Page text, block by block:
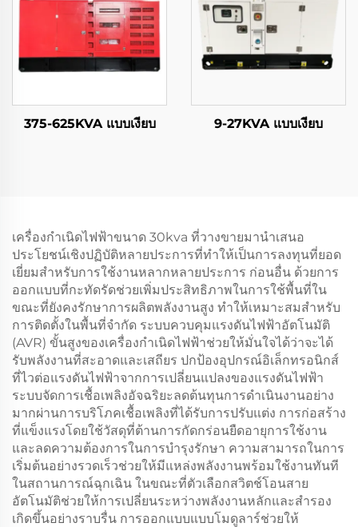
375-625KVA แบบเงียบ 9-27KVA แบบเงียบ
เครื่องกำเนิดไฟฟ้าขนาด 30kva ที่วางขายมานำเสนอ
ประโยชน์เชิงปฏิบัติหลายประการที่ทำให้เป็นการลงทุนที่ยอด
เยี่ยมสำหรับการใช้งานหลากหลายประการ ก่อนอื่น ด้วยการ
ออกแบบที่กะทัดรัดช่วยเพิ่มประสิทธิภาพในการใช้พื้นที่ใน
ขณะที่ยังคงรักษาการผลิตพลังงานสูง ทำให้เหมาะสมสำหรับ
การติดตั้งในพื้นที่จำกัด ระบบควบคุมแรงดันไฟฟ้าอัตโนมัติ
(AVR) ขั้นสูงของเครื่องกำเนิดไฟฟ้าช่วยให้มั่นใจได้ว่าจะได้
รับพลังงานที่สะอาดและเสถียร ปกป้องอุปกรณ์อิเล็กทรอนิกส์
ที่ไวต่อแรงดันไฟฟ้าจากการเปลี่ยนแปลงของแรงดันไฟฟ้า
ระบบจัดการเชื้อเพลิงอัจฉริยะลดต้นทุนการดำเนินงานอย่าง
มากผ่านการบริโภคเชื้อเพลิงที่ได้รับการปรับแต่ง การก่อสร้าง
ที่แข็งแรงโดยใช้วัสดุที่ต้านการกัดกร่อนยืดอายุการใช้งาน
และลดความต้องการในการบำรุงรักษา ความสามารถในการ
เริ่มต้นอย่างรวดเร็วช่วยให้มีแหล่งพลังงานพร้อมใช้งานทันที
ในสถานการณ์ฉุกเฉิน ในขณะที่ตัวเลือกสวิตช์โอนสาย
อัตโนมัติช่วยให้การเปลี่ยนระหว่างพลังงานหลักและสำรอง
เกิดขึ้นอย่างราบรื่น การออกแบบแบบโมดูลาร์ช่วยให้